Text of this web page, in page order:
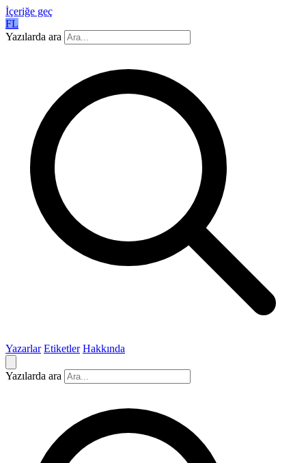
İçeriğe geç
FL
Yazılarda ara
Yazarlar Etiketler Hakkında
Yazılarda ara